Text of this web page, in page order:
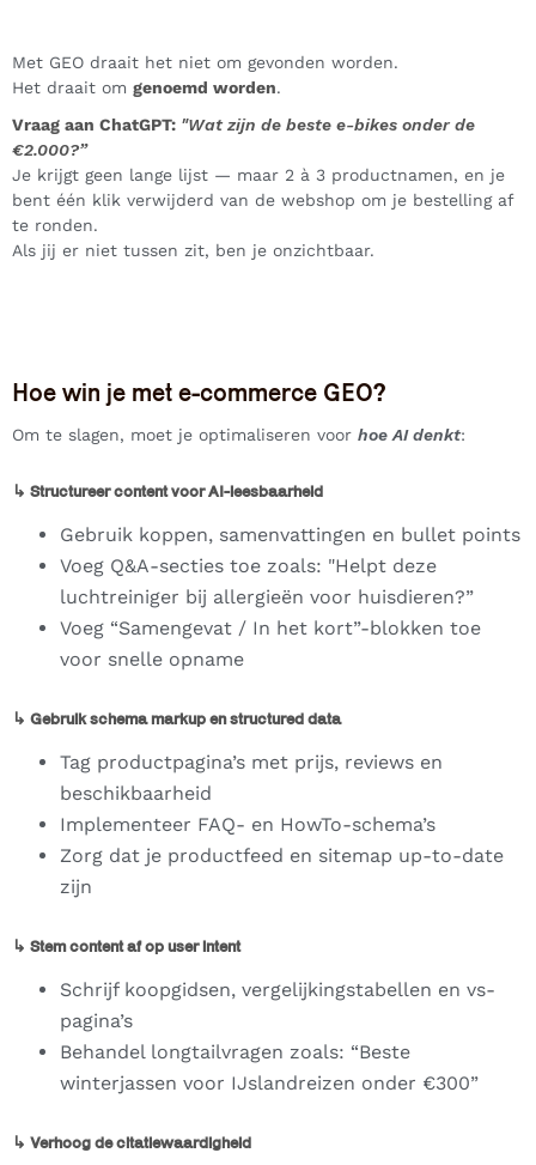
Met GEO draait het niet om gevonden worden.
Het draait om genoemd worden.
Vraag aan ChatGPT: "Wat zijn de beste e-bikes onder de
€2.000?”
Je krijgt geen lange lijst — maar 2 à 3 productnamen, en je
bent één klik verwijderd van de webshop om je bestelling af
te ronden.
Als jij er niet tussen zit, ben je onzichtbaar.
Hoe win je met e-commerce GEO?
Om te slagen, moet je optimaliseren voor hoe AI denkt:
↳ Structureer content voor AI-leesbaarheid
Gebruik koppen, samenvattingen en bullet points
Voeg Q&A-secties toe zoals: "Helpt deze
luchtreiniger bij allergieën voor huisdieren?”
Voeg “Samengevat / In het kort”-blokken toe
voor snelle opname
↳ Gebruik schema markup en structured data
Tag productpagina’s met prijs, reviews en
beschikbaarheid
Implementeer FAQ- en HowTo-schema’s
Zorg dat je productfeed en sitemap up-to-date
zijn
↳ Stem content af op user intent
Schrijf koopgidsen, vergelijkingstabellen en vs-
pagina’s
Behandel longtailvragen zoals: “Beste
winterjassen voor IJslandreizen onder €300”
↳ Verhoog de citatiewaardigheid